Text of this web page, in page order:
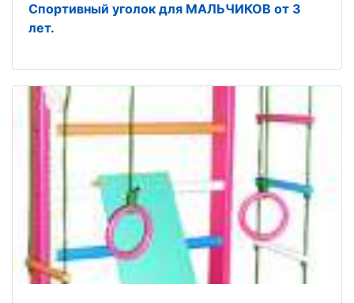
Спортивный уголок для МАЛЬЧИКОВ от 3
лет.